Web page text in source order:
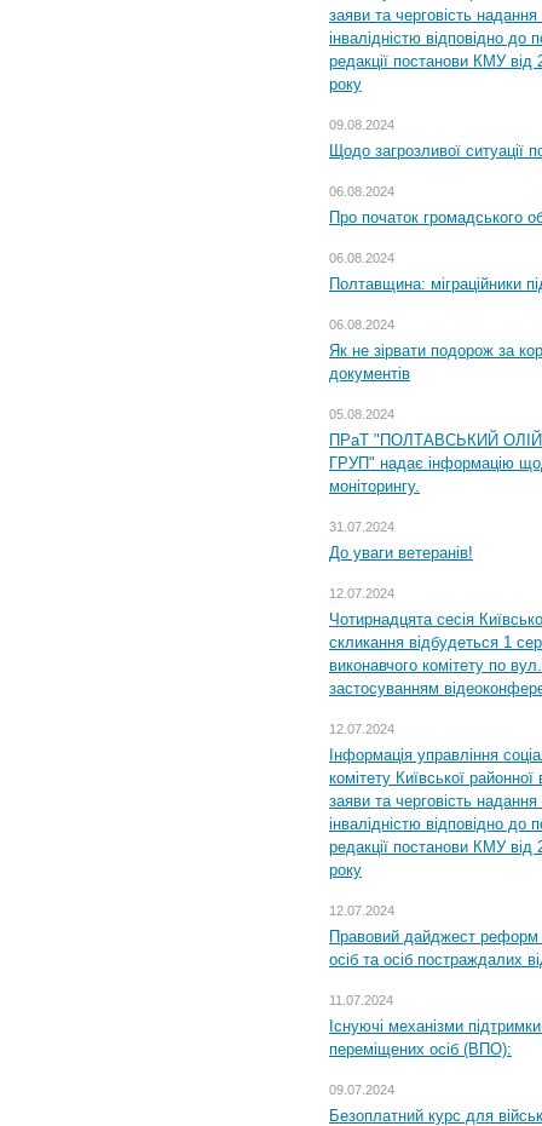
заяви та черговість надання
інвалідністю відповідно
редакції постанови КМУ
року
09.08.2024
Щодо загрозливої ситуації
06.08.2024
Про початок громадського
06.08.2024
Полтавщина: міграційники
06.08.2024
Як не зірвати подорож за
документів
05.08.2024
ПРаТ "ПОЛТАВСЬКИЙ
ГРУП" надає інформацію
моніторингу.
31.07.2024
До уваги ветеранів!
12.07.2024
Чотирнадцята сесія
скликання відбудеться 1
виконавчого комітету по
застосуванням
12.07.2024
Інформація управління
комітету Київської
заяви та черговість надання
інвалідністю відповідно
редакції постанови КМУ
року
12.07.2024
Правовий дайджест реформ
осіб та осіб постраждалих
11.07.2024
Існуючі механізми
переміщених осіб (ВПО):
09.07.2024
Безоплатний курс для